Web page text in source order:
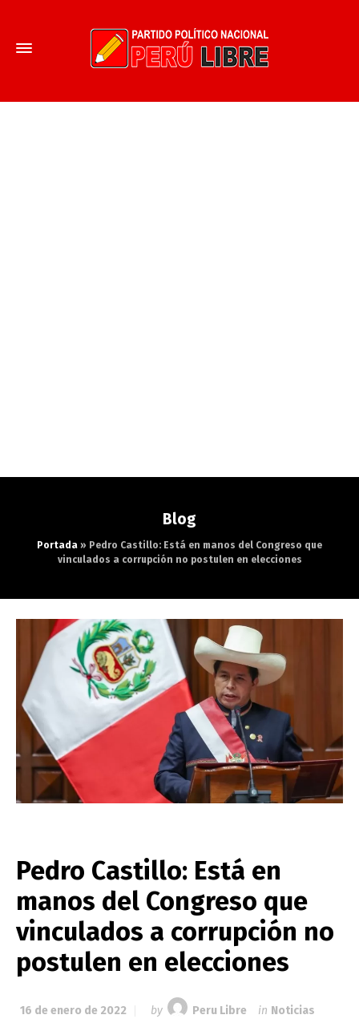
Blog
Portada » Pedro Castillo: Está en manos del Congreso que
vinculados a corrupción no postulen en elecciones
Pedro Castillo: Está en
manos del Congreso que
vinculados a corrupción no
postulen en elecciones
16 de enero de 2022 by Peru Libre in Noticias